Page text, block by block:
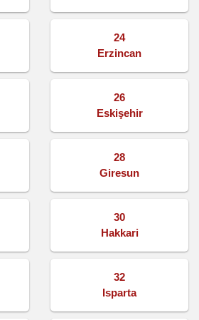
24
Erzincan
26
Eskişehir
28
Giresun
30
Hakkari
32
Isparta